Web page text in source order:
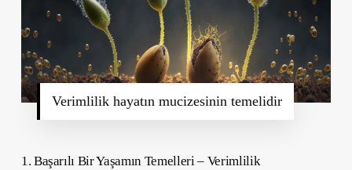
Verimlilik hayatın mucizesinin temelidir
1. Başarılı Bir Yaşamın Temelleri – Verimlilik